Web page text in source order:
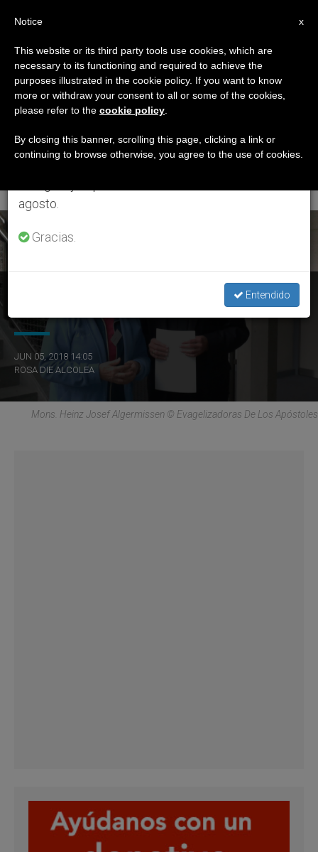
ETIQUETA
Posts Tagged ‘Mons.
Heinz Josef
Algermissen’
ÚLTIMAS NOTICIAS
Alemania: El Papa acepta la renuncia de Mons. Algermissen
JUN 05, 2018 14:05
ROSA DIE ALCOLEA
Mons. Heinz Josef Algermissen © Evagelizadoras De Los Apóstoles
×
Aviso importante
Del 27 de julio al 7 de agosto haremos la pausa
anual, aprovechando que en el periodo de verano
se generan menos informaciones y también el
agosto.
Gracias.
Entendido
x
Notice
This website or its third party tools use cookies, which are
necessary to its functioning and required to achieve the
purposes illustrated in the cookie policy. If you want to know
more or withdraw your consent to all or some of the cookies,
please refer to the cookie policy
By closing this banner, scrolling this page, clicking a link or
continuing to browse otherwise, you agree to the use of cookies.